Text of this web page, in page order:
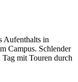
Aufenthalts in
Campus. Schlender
Tag mit Touren durch